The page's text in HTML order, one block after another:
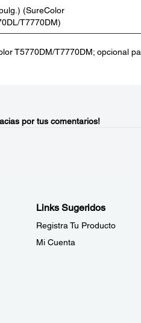
(SureColor
T7770DM)
T5770DM/T7770DM; opcional
por tus comentarios!
Links Sugeridos
Registra Tu Producto
Mi Cuenta